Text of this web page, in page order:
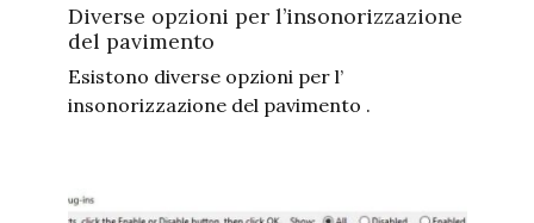
Diverse opzioni per l’insonorizzazione
del pavimento
Esistono diverse opzioni per l’
insonorizzazione del pavimento .